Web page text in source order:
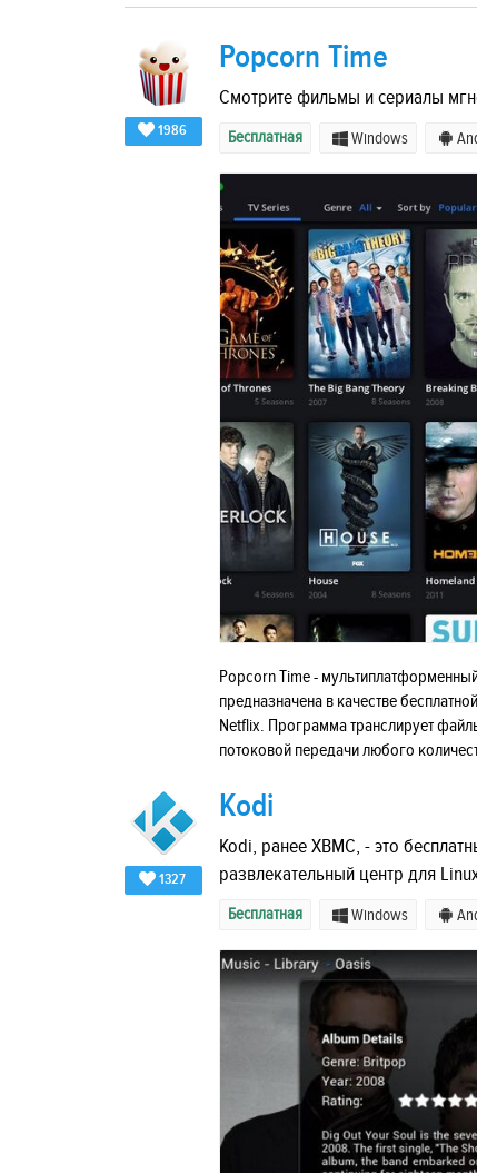
1986
Popcorn Time
Смотрите фильмы и сериалы
Бесплатная Windows
Popcorn Time -
предназначена в качестве
Netflix. Программа транслирует
потоковой передачи любого
1327
Kodi
Kodi, ранее XBMC, - это
развлекательный центр для
Бесплатная Windows